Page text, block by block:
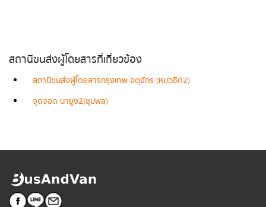
สถานีขนส่งผู้โดยสารที่เกี่ยวข้อง
สถานีขนส่งผู้โดยสารกรุงเทพ จตุจักร (หมอชิต2)
จุดจอด นายูง2(ชุมพล)